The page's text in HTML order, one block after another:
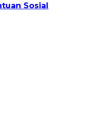
Sosial